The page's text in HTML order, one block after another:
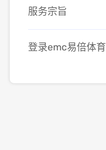
服务宗旨
登录emc易倍体育